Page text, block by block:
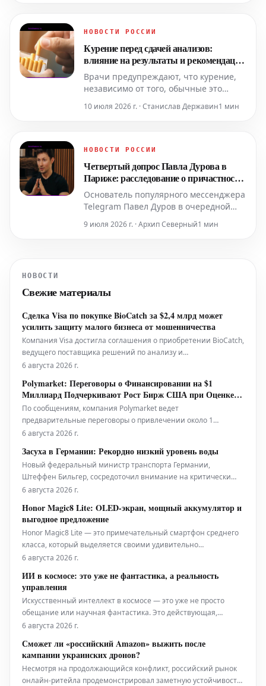
число таких соглашений увеличилось
предыдущим периодом. Отмечен
существ
НОВОСТИ РОССИИ
Курение перед сдачей анализов:
влияние на результаты и рекомендации
врача
Врачи предупреждают, что курение,
независимо от того, обычные это
существенно повлиять на результаты
почти сразу, вызывая повышение
тонуса сосудов и нарушени
10 июля 2026 г. · Станислав Державин1 мин
НОВОСТИ РОССИИ
Четвертый допрос Павла Дурова в
Париже: расследование о причастности
Telegram к криминалу
Основатель популярного мессенджера
Telegram Павел Дуров в очередной
столице. Четвертый допрос состоялся
преступной деятельности. С
9 июля 2026 г. · Архип Северный1 мин
НОВОСТИ
Свежие материалы
Сделка Visa по покупке BioCatch за $2,4 млрд может
усилить защиту малого бизнеса от мошенничества
Компания Visa достигла соглашения о приобретении BioCatch,
ведущего поставщика решений по анализу и
предотвращению мошенничества, за 2,4 миллиарда
значительное укрепление механизмов защиты от
мошенничества, что, как ожидается, пр
6 августа 2026 г.
Polymarket: Переговоры о Финансировании на $1
Миллиард Подчеркивают Рост Бирж США при Оценке в
$20 Миллиардов
По сообщениям, компания Polymarket ведет
предварительные переговоры о привлечении около 1
миллиарда долларов инвестиций, при этом ее оценка может
раунд финансирования рассматривается как важный
показатель быстрого роста и возрастающей значимо
6 августа 2026 г.
Засуха в Германии: Рекордно низкий уровень воды
Новый федеральный министр транспорта Германии,
Штеффен Бильгер, сосредоточил внимание на критически
низком уровне воды в Рейне. Однако эта ситуация — далеко
ведомством.
6 августа 2026 г.
Honor Magic8 Lite: OLED-экран, мощный аккумулятор и
выгодное предложение
Honor Magic8 Lite — это примечательный смартфон среднего
класса, который выделяется своими удивительно
продвинутыми техническими характеристиками. Это новое
специальной акции, что делает его еще более
привлекательным приобретением.
6 августа 2026 г.
ИИ в космосе: это уже не фантастика, а реальность
управления
Искусственный интеллект в космосе — это уже не просто
обещание или научная фантастика. Это действующая,
решающая операционная реальность, которая уже
телескопов, ежедневно генерирующих петабайты данных, до
марсоходов, которые самостоятельно о
6 августа 2026 г.
Сможет ли «российский Amazon» выжить после
кампании украинских дронов?
Несмотря на продолжающийся конфликт, российский рынок
онлайн-ритейла продемонстрировал заметную устойчивость